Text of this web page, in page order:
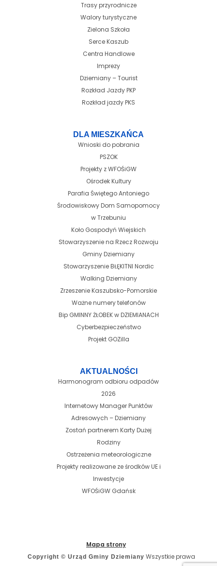
Trasy przyrodnicze
Walory turystyczne
Zielona Szkoła
Serce Kaszub
Centra Handlowe
Imprezy
Dziemiany – Tourist
Rozkład Jazdy PKP
Rozkład jazdy PKS
DLA MIESZKAŃCA
Wnioski do pobrania
PSZOK
Projekty z WFOŚiGW
Ośrodek Kultury
Parafia Świętego Antoniego
Środowiskowy Dom Samopomocy
w Trzebuniu
Koło Gospodyń Wiejskich
Stowarzyszenie na Rzecz Rozwoju
Gminy Dziemiany
Stowarzyszenie BŁĘKITNI Nordic
Walking Dziemiany
Zrzeszenie Kaszubsko-Pomorskie
Ważne numery telefonów
Bip GMINNY ŻŁOBEK w DZIEMIANACH
Cyberbezpieczeństwo
Projekt GOZilla
AKTUALNOŚCI
Harmonogram odbioru odpadów
2026
Internetowy Manager Punktów
Adresowych – Dziemiany
Zostań partnerem Karty Dużej
Rodziny
Ostrzeżenia meteorologiczne
Projekty realizowane ze środków UE i
Inwestycje
WFOŚiGW Gdańsk
Mapa strony
Copyright © Urząd Gminy Dziemiany Wszystkie prawa